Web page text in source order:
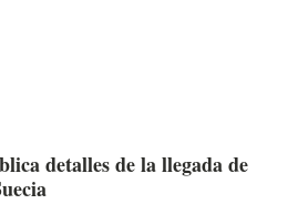
detalles de la llegada de